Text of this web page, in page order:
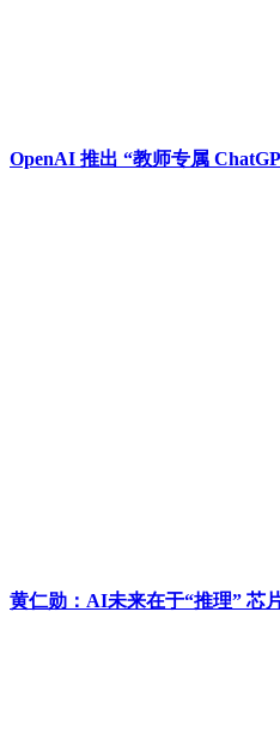
OpenAI 推出 “教师专属
黄仁勋：AI未来在于“推理” 芯